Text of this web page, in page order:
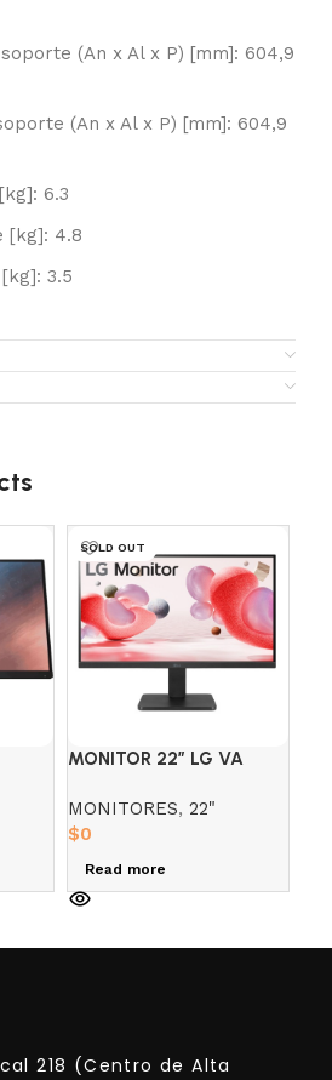
(An x Al x P) [mm]: 604,9
(An x Al x P) [mm]: 604,9
6.3
[kg]: 4.8
3.5
SOLD OUT
MONITOR 22″ LG VA
5MS
MONITORES, 22"
$0
Read more
218 (Centro de Alta